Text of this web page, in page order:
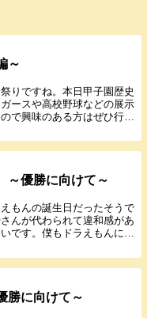
～
りですね。本日甲子園歴史
ースや高校野球などの展示
で興味のある方はぜひ行っ
優勝に向けて～
もんの誕生日だったそうで
んが代わられて違和感があ
です。僕もドラえもんにい
に向けて～